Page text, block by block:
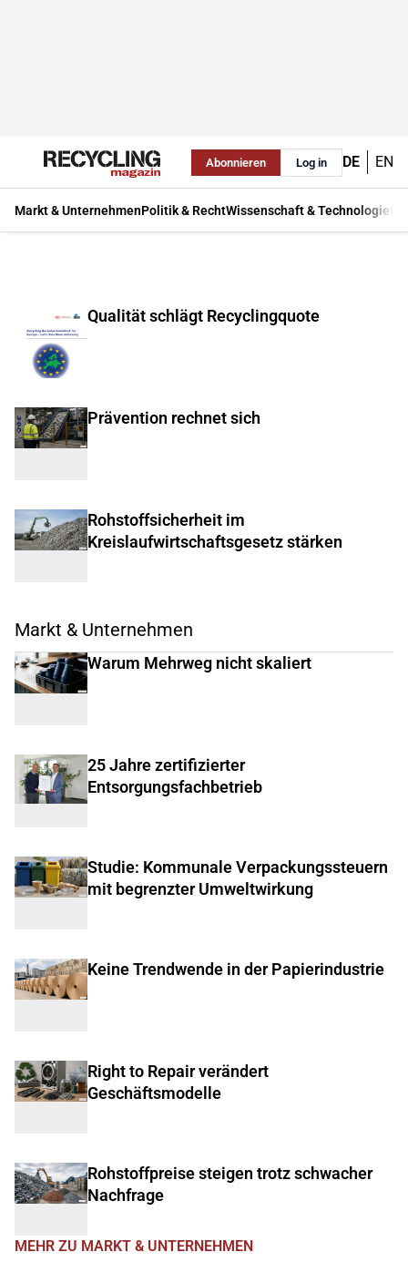
Abonnieren Log in DE EN
Markt & UnternehmenPolitik & RechtWissenschaft & Technologie
Qualität schlägt Recyclingquote
Prävention rechnet sich
Rohstoffsicherheit im
Kreislaufwirtschaftsgesetz stärken
Markt & Unternehmen
Warum Mehrweg nicht skaliert
25 Jahre zertifizierter
Entsorgungsfachbetrieb
Studie: Kommunale Verpackungssteuern
mit begrenzter Umweltwirkung
Keine Trendwende in der Papierindustrie
Right to Repair verändert
Geschäftsmodelle
Rohstoffpreise steigen trotz schwacher
Nachfrage
MEHR ZU MARKT & UNTERNEHMEN